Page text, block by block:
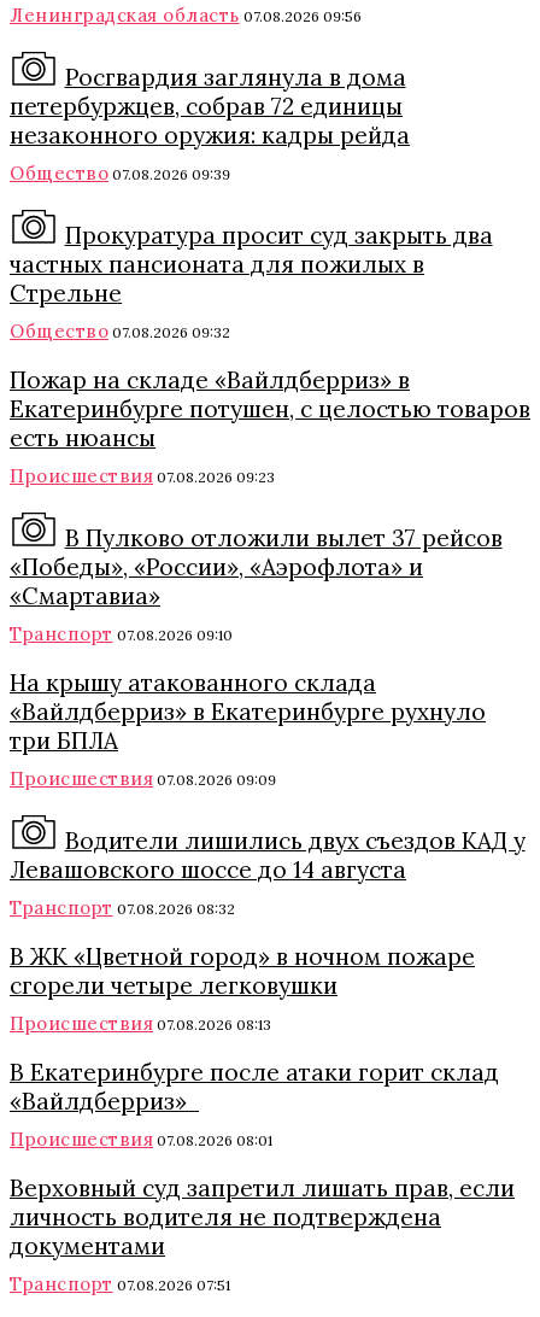
Ленинградская область 07.08.2026 09:56
Росгвардия заглянула в дома
петербуржцев, собрав 72 единицы
незаконного оружия: кадры рейда
Общество 07.08.2026 09:39
Прокуратура просит суд закрыть два
частных пансионата для пожилых в
Стрельне
Общество 07.08.2026 09:32
Пожар на складе «Вайлдберриз» в
Екатеринбурге потушен, с целостью товаров
есть нюансы
Происшествия 07.08.2026 09:23
В Пулково отложили вылет 37 рейсов
«Победы», «России», «Аэрофлота» и
«Смартавиа»
Транспорт 07.08.2026 09:10
На крышу атакованного склада
«Вайлдберриз» в Екатеринбурге рухнуло
три БПЛА
Происшествия 07.08.2026 09:09
Водители лишились двух съездов КАД у
Левашовского шоссе до 14 августа
Транспорт 07.08.2026 08:32
В ЖК «Цветной город» в ночном пожаре
сгорели четыре легковушки
Происшествия 07.08.2026 08:13
В Екатеринбурге после атаки горит склад
«Вайлдберриз»
Происшествия 07.08.2026 08:01
Верховный суд запретил лишать прав, если
личность водителя не подтверждена
документами
Транспорт 07.08.2026 07:51